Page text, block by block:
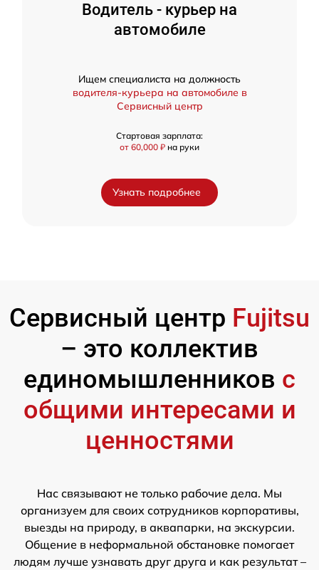
Водитель - курьер на
автомобиле
Ищем специалиста на должность
водителя-курьера на автомобиле в
Сервисный центр
Стартовая зарплата:
от 60,000 ₽ на руки
Узнать подробнее
Сервисный центр Fujitsu
– это коллектив
единомышленников с
общими интересами и
ценностями
Нас связывают не только рабочие дела. Мы
организуем для своих сотрудников корпоративы,
выезды на природу, в аквапарки, на экскурсии.
Общение в неформальной обстановке помогает
людям лучше узнавать друг друга и как результат –